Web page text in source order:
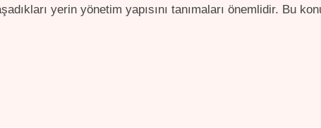
yerin yönetim yapısını tanımaları önemlidir. Bu